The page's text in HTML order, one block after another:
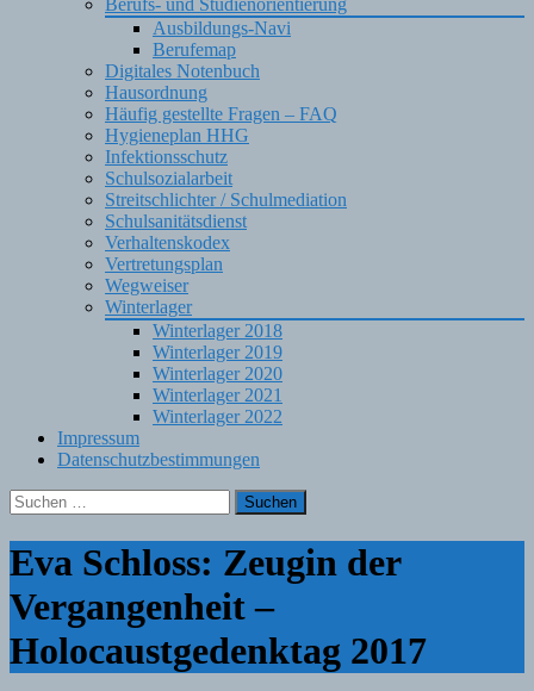
Berufs- und Studienorientierung
Ausbildungs-Navi
Berufemap
Digitales Notenbuch
Hausordnung
Häufig gestellte Fragen – FAQ
Hygieneplan HHG
Infektionsschutz
Schulsozialarbeit
Streitschlichter / Schulmediation
Schulsanitätsdienst
Verhaltenskodex
Vertretungsplan
Wegweiser
Winterlager
Winterlager 2018
Winterlager 2019
Winterlager 2020
Winterlager 2021
Winterlager 2022
Impressum
Datenschutzbestimmungen
Suchen
nach:
Eva Schloss: Zeugin der
Vergangenheit –
Holocaustgedenktag 2017